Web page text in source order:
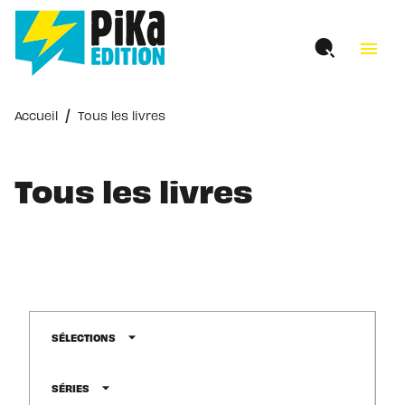
MENU RECHERCHE
PIED DE PAGE
menu
Accueil / Tous les livres
Tous les livres
SÉLECTIONS arrow_drop_down
SÉRIES arrow_drop_down